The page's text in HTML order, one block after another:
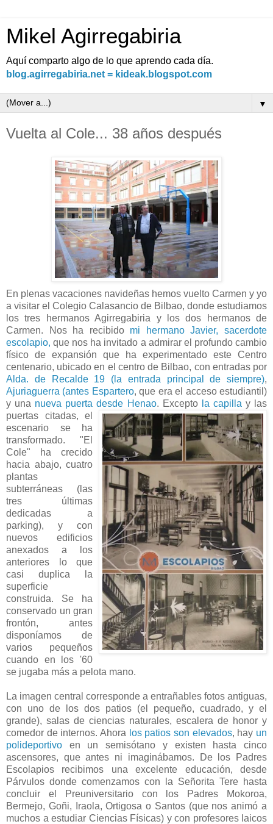
Mikel Agirregabiria
Aquí comparto algo de lo que aprendo cada día.
blog.agirregabiria.net = kideak.blogspot.com
▼
Vuelta al Cole... 38 años después
En plenas vacaciones navideñas hemos vuelto Carmen y yo
a visitar el Colegio Calasancio de Bilbao, donde estudiamos
los tres hermanos Agirregabiria y los dos hermanos de
Carmen. Nos ha recibido mi hermano Javier, sacerdote
escolapio, que nos ha invitado a admirar el profundo cambio
físico de expansión que ha experimentado este Centro
centenario, ubicado en el centro de Bilbao, con entradas por
Alda. de Recalde 19 (la entrada principal de siempre),
Ajuriaguerra (antes Espartero, que era el acceso estudiantil)
y una nueva puerta desde Henao. Excepto la capilla y las
puertas citadas, el
escenario se ha
transformado. "El
Cole" ha crecido
hacia abajo, cuatro
plantas
subterráneas (las
tres últimas
dedicadas a
parking), y con
nuevos edificios
anexados a los
anteriores lo que
casi duplica la
superficie
construida. Se ha
conservado un gran
frontón, antes
disponíamos de
varios pequeños
cuando en los '60
se jugaba más a pelota mano.
La imagen central corresponde a entrañables fotos antiguas,
con uno de los dos patios (el pequeño, cuadrado, y el
grande), salas de ciencias naturales, escalera de honor y
comedor de internos. Ahora los patios son elevados, hay un
polideportivo en un semisótano y existen hasta cinco
ascensores, que antes ni imaginábamos. De los Padres
Escolapios recibimos una excelente educación, desde
Párvulos donde comenzamos con la Señorita Tere hasta
concluir el Preuniversitario con los Padres Mokoroa,
Bermejo, Goñi, Iraola, Ortigosa o Santos (que nos animó a
muchos a estudiar Ciencias Físicas) y con profesores laicos